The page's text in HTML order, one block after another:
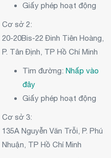
Giấy phép hoạt động
Cơ sở 2:
20-20Bis-22 Đinh Tiên Hoàng,
P. Tân Định, TP Hồ Chí Minh
Tìm đường:Nhấp vào
đây
Giấy phép hoạt động
Cơ sở 3:
135A Nguyễn Văn Trỗi, P. Phú
Nhuận, TP Hồ Chí Minh